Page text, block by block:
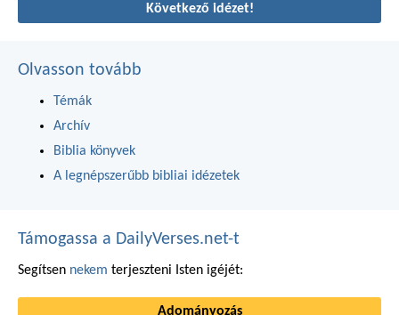
Következő idézet!
Olvasson tovább
Témák
Archív
Biblia könyvek
A legnépszerűbb bibliai idézetek
Támogassa a DailyVerses.net-t
Segítsen nekem terjeszteni Isten igéjét:
Adományozás